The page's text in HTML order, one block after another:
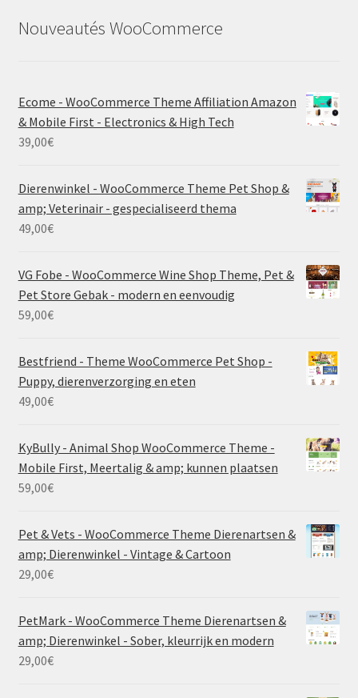
Nouveautés WooCommerce
Ecome - WooCommerce Theme Affiliation Amazon
& Mobile First - Electronics & High Tech
39,00€
Dierenwinkel - WooCommerce Theme Pet Shop &
amp; Veterinair - gespecialiseerd thema
49,00€
VG Fobe - WooCommerce Wine Shop Theme, Pet &
Pet Store Gebak - modern en eenvoudig
59,00€
Bestfriend - Theme WooCommerce Pet Shop -
Puppy, dierenverzorging en eten
49,00€
KyBully - Animal Shop WooCommerce Theme -
Mobile First, Meertalig & amp; kunnen plaatsen
59,00€
Pet & Vets - WooCommerce Theme Dierenartsen &
amp; Dierenwinkel - Vintage & Cartoon
29,00€
PetMark - WooCommerce Theme Dierenartsen &
amp; Dierenwinkel - Sober, kleurrijk en modern
29,00€